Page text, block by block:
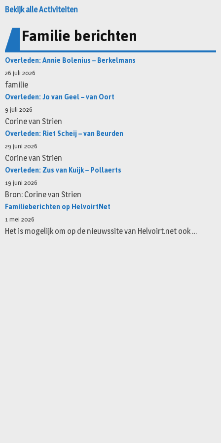
Bekijk alle Activiteiten
Familie berichten
Overleden: Annie Bolenius – Berkelmans
26 juli 2026
familie
Overleden: Jo van Geel – van Oort
9 juli 2026
Corine van Strien
Overleden: Riet Scheij – van Beurden
29 juni 2026
Corine van Strien
Overleden: Zus van Kuijk – Pollaerts
19 juni 2026
Bron: Corine van Strien
Familieberichten op HelvoirtNet
1 mei 2026
Het is mogelijk om op de nieuwssite van Helvoirt.net ook …